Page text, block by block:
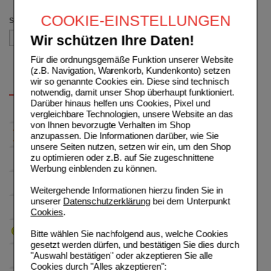
COOKIE-EINSTELLUNGEN
Wir schützen Ihre Daten!
Für die ordnungsgemäße Funktion unserer Website
(z.B. Navigation, Warenkorb, Kundenkonto) setzen
wir so genannte Cookies ein. Diese sind technisch
notwendig, damit unser Shop überhaupt funktioniert.
Darüber hinaus helfen uns Cookies, Pixel und
vergleichbare Technologien, unsere Website an das
von Ihnen bevorzugte Verhalten im Shop
anzupassen. Die Informationen darüber, wie Sie
unsere Seiten nutzen, setzen wir ein, um den Shop
zu optimieren oder z.B. auf Sie zugeschnittene
Werbung einblenden zu können.
Weitergehende Informationen hierzu finden Sie in
unserer Datenschutzerklärungbei dem Unterpunkt
Cookies.
Bitte wählen Sie nachfolgend aus, welche Cookies
gesetzt werden dürfen, und bestätigen Sie dies durch
"Auswahl bestätigen" oder akzeptieren Sie alle
Cookies durch "Alles akzeptieren":
Sortieren nach